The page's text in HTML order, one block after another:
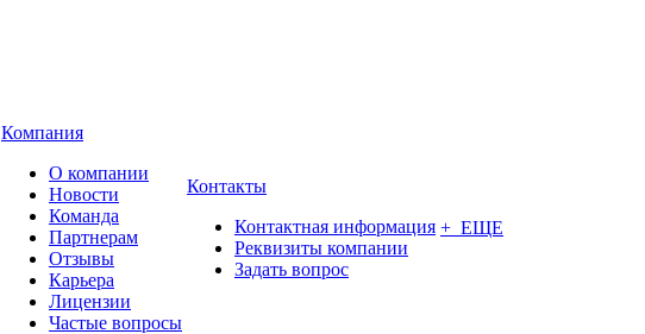
Компания
О компании
Новости
Команда
Партнерам
Отзывы
Карьера
Лицензии
Частые вопросы
Контакты
Контактная информация
Реквизиты компании
Задать вопрос
+ ЕЩЕ